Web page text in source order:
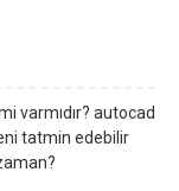
varmıdır? autocad
tatmin edebilir